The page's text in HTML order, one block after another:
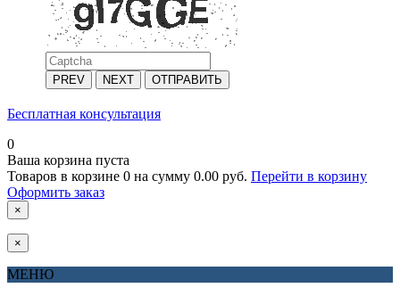
PREV NEXT ОТПРАВИТЬ
Бесплатная консультация
0
Ваша корзина пуста
Товаров в корзине 0 на сумму 0.00 руб. Перейти в корзину
Оформить заказ
×
×
МЕНЮ